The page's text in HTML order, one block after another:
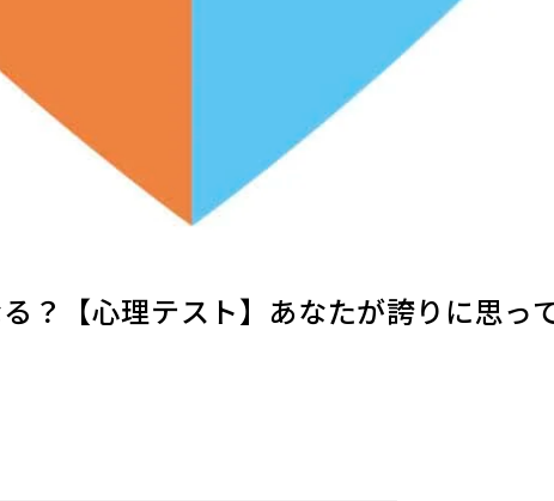
？【心理テスト】あなたが誇りに思っ